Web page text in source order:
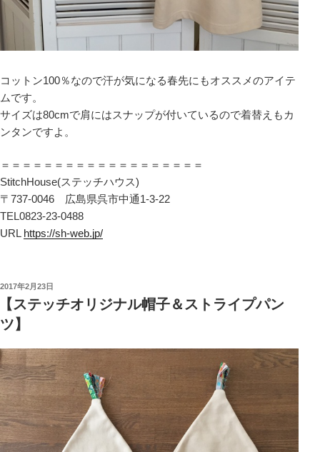
コットン100％なので汗が気になる春先にもオススメのアイテ
ムです。
サイズは80cmで肩にはスナップが付いているので着替えもカ
ンタンですよ。
＝＝＝＝＝＝＝＝＝＝＝＝＝＝＝＝＝＝＝
StitchHouse(ステッチハウス)
〒737-0046 広島県呉市中通1-3-22
TEL0823-23-0488
URL https://sh-web.jp/
投
日:
2017年2月23日
ステッチオリジナル帽子＆ストライプパン
ツ】